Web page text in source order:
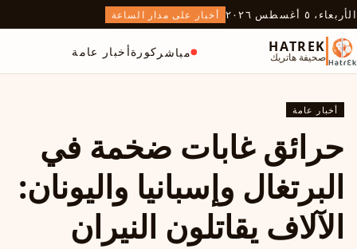
الأربعاء، ٥ أغسطس ٢٠٢٦ أخبار على مدار الساعة
HATREK
صحيفة هاتريك مباشر كورةأخبار عامة
أخبار عامة
حرائق غابات ضخمة في
البرتغال وإسبانيا واليونان:
الآلاف يقاتلون النيران